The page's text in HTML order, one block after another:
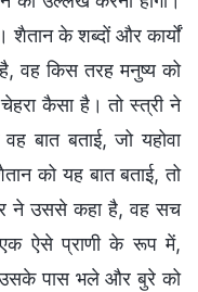
शैतान के शब्दों और कार्यों
वह किस तरह मनुष्य को
कैसा है। तो स्त्री ने
बात बताई, जो यहोवा
को यह बात बताई, तो
ने उससे कहा है, वह सच
ऐसे प्राणी के रूप में,
उसके पास भले और बुरे को